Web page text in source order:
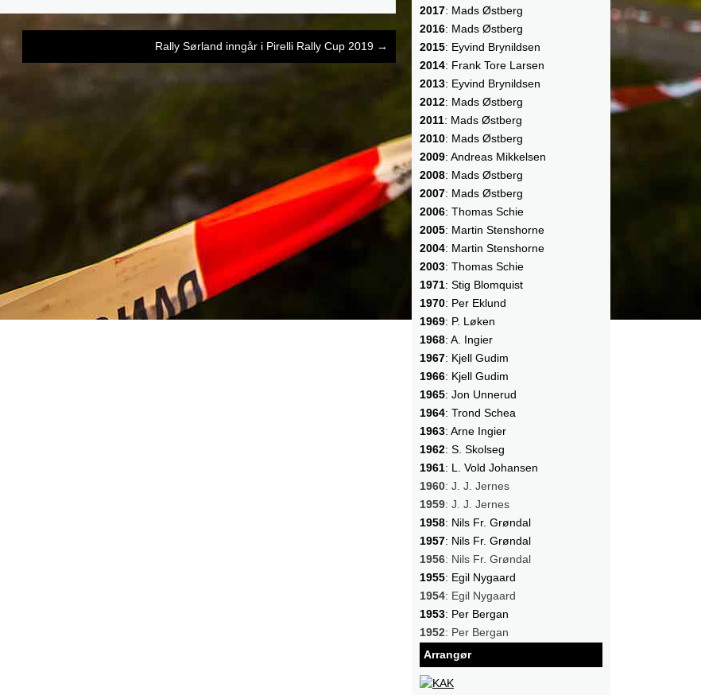
Rally Sørland inngår i Pirelli Rally Cup 2019 →
2017: Mads Østberg
2016: Mads Østberg
2015: Eyvind Brynildsen
2014: Frank Tore Larsen
2013: Eyvind Brynildsen
2012: Mads Østberg
2011: Mads Østberg
2010: Mads Østberg
2009: Andreas Mikkelsen
2008: Mads Østberg
2007: Mads Østberg
2006: Thomas Schie
2005: Martin Stenshorne
2004: Martin Stenshorne
2003: Thomas Schie
1971: Stig Blomquist
1970: Per Eklund
1969: P. Løken
1968: A. Ingier
1967: Kjell Gudim
1966: Kjell Gudim
1965: Jon Unnerud
1964: Trond Schea
1963: Arne Ingier
1962: S. Skolseg
1961: L. Vold Johansen
1960: J. J. Jernes
1959: J. J. Jernes
1958: Nils Fr. Grøndal
1957: Nils Fr. Grøndal
1956: Nils Fr. Grøndal
1955: Egil Nygaard
1954: Egil Nygaard
1953: Per Bergan
1952: Per Bergan
Arrangør